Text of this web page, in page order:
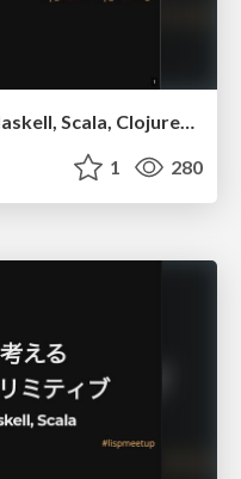
関数型言語テイスティング: Haskell, Scala, Clojure, Elixirを比べて味わう関数型プログラミングの旨さ
1 280